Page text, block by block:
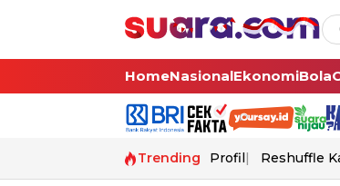
HomeNasionalEkonomiBola
Trending Profil Reshuffle